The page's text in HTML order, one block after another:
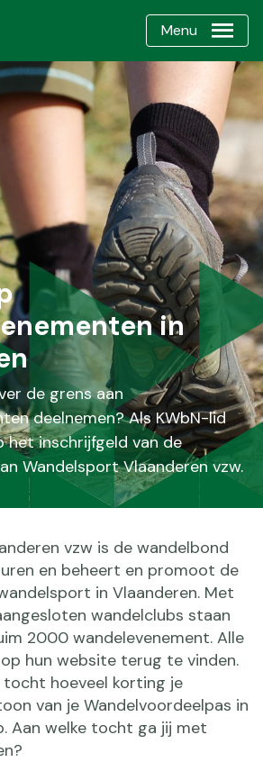
Menu
in
de grens aan
deelnemen? Als KWbN-lid
het inschrijfgeld van de
Wandelsport Vlaanderen vzw.
vzw is de wandelbond
en beheert en promoot de
in Vlaanderen. Met
wandelclubs staan
2000 wandelevenement. Alle
hun website terug te vinden.
hoeveel korting je
van je Wandelvoordeelpas in
Aan welke tocht ga jij met